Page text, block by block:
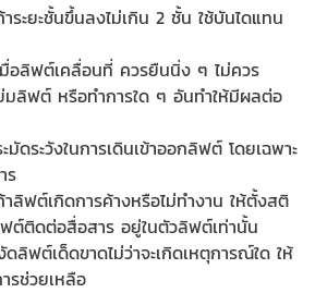
ยะชั้นขึ้นลงไม่เกิน 2 ชั้น ใช้บันไดแทน
ฟต์เคลื่อนที่ ควรยืนนิ่ง ๆ ไม่ควร
มลิฟต์ หรือทำการใด ๆ อันทำให้มีผลต่อ
ระวังในการเดินเข้าออกลิฟต์ โดยเฉพาะ
ร
ต์เกิดการค้างหรือไม่ทำงาน ให้ตั้งสติ
ฟต์ติดต่อสื่อสาร อยู่ในตัวลิฟต์เท่านั้น
ดลิฟต์เด็ดขาดไม่ว่าจะเกิดเหตุการณ์ใด ให้
รช่วยเหลือ